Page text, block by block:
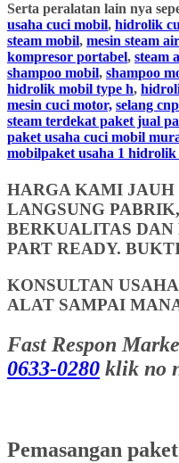
Serta peralatan lain nya
usaha cuci mobil, hidrolik
steam mobil, mesin steam
kompresor portabel, steam
shampoo mobil, shampoo
hidrolik mobil type h,
mesin cuci motor, selang cnp
steam terdekat paket jual
paket usaha cuci mobil
mobilpaket usaha 1
HARGA KAMI
LANGSUNG
BERKUALITAS DAN
PART READY.
KONSULTAN
ALAT SAMPAI
Fast Respon
0633-0280 klik no
Pemasangan